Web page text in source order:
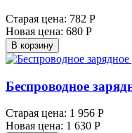
Старая цена: 782 Р
Новая цена: 680 Р
В корзину
Беспроводное
Старая цена: 1 956 Р
Новая цена: 1 630 Р